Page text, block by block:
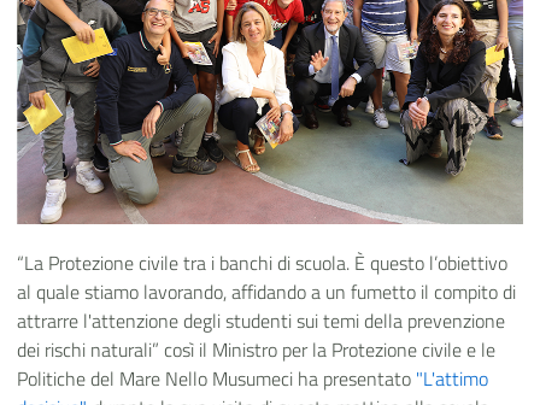
“La Protezione civile tra i banchi di scuola. È questo l’obiettivo
al quale stiamo lavorando, affidando a un fumetto il compito di
attrarre l'attenzione degli studenti sui temi della prevenzione
dei rischi naturali” così il Ministro per la Protezione civile e le
Politiche del Mare Nello Musumeci ha presentato "L'attimo